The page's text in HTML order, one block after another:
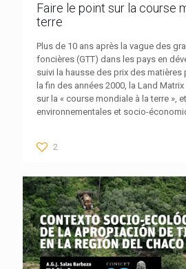
Faire le point sur la course
terre
Plus de 10 ans après la vague des
foncières (GTT) dans les pays en
suivi la hausse des prix des matières
la fin des années 2000, la Land
sur la « course mondiale à la terre »,
environnementales et socio-
2